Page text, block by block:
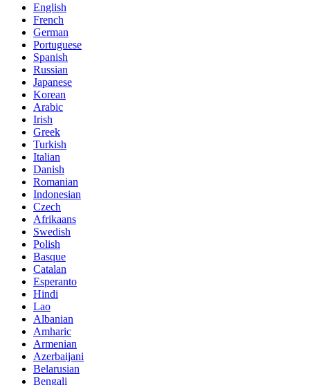
English
French
German
Portuguese
Spanish
Russian
Japanese
Korean
Arabic
Irish
Greek
Turkish
Italian
Danish
Romanian
Indonesian
Czech
Afrikaans
Swedish
Polish
Basque
Catalan
Esperanto
Hindi
Lao
Albanian
Amharic
Armenian
Azerbaijani
Belarusian
Bengali